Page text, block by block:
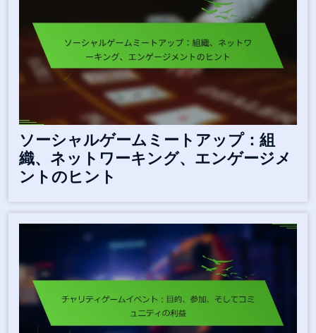
ソーシャルゲームミートアップ：組
織、ネットワーキング、エンゲージメ
ントのヒント